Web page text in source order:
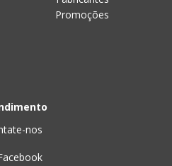
Promoções
nos